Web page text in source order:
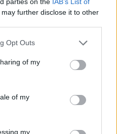
may further disclose it to other
Opt Outs
of my
of my
my